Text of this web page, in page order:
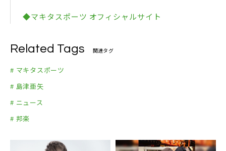
-3 東京ビルTOKIA 2F）
Member マキタスポーツ（Vo&G）／qurosawa（G.
）／スーパーモリノ（B.）／ジミー岩崎（Pf.）／ウ
ゲスト：島津亜矢（歌怪獣）
全席指定 11,000円(税込) ＊ご飲食・オーダー別
※20歳以上の方ご同伴で、小学生以上18歳未満のお
◆マキタスポーツ オフィシャルサイト
Related Tags 関連タグ
# マキタスポーツ
# 島津亜矢
# ニュース
# 邦楽